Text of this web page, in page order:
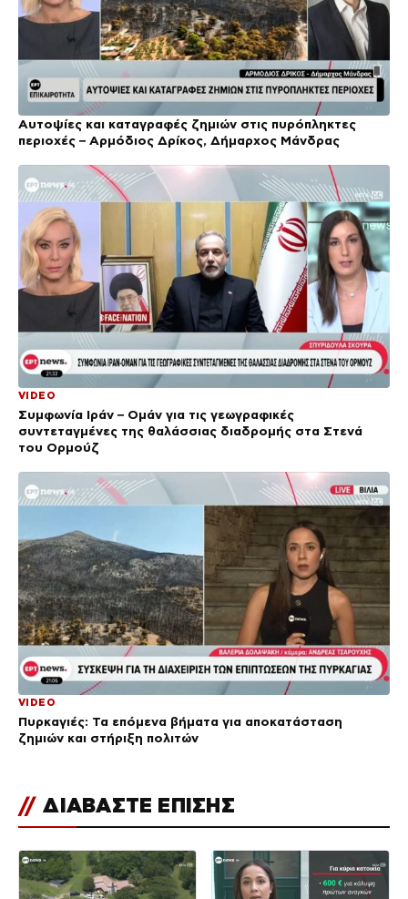
Αυτοψίες και καταγραφές ζημιών στις πυρόπληκτες
περιοχές – Αρμόδιος Δρίκος, Δήμαρχος Μάνδρας
VIDEO
Συμφωνία Ιράν – Ομάν για τις γεωγραφικές
συντεταγμένες της θαλάσσιας διαδρομής στα Στενά
του Ορμούζ
VIDEO
Πυρκαγιές: Τα επόμενα βήματα για αποκατάσταση
ζημιών και στήριξη πολιτών
// ΔΙΑΒΑΣΤΕ ΕΠΙΣΗΣ